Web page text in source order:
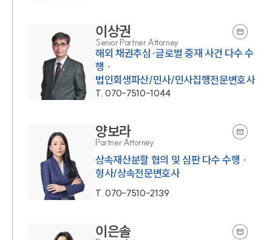
이상권
Senior Partner Attorney
해외 채권추심·글로벌 중재 사건 다수 수
행 ·
법인회생파산/민사/민사집행전문변호사
T.070-7510-1044
양보라
Partner Attorney
상속재산분할 협의 및 심판 다수 수행 ·
형사/상속전문변호사
T.070-7510-2139
이은솔